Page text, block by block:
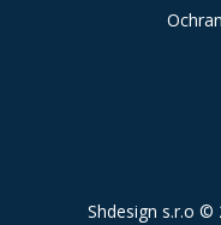
Shdesign s.r.o ©